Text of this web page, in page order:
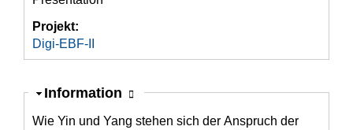
Projekt:
Digi-EBF-II
Ausblenden
Information
Wie Yin und Yang stehen sich der Anspruch der